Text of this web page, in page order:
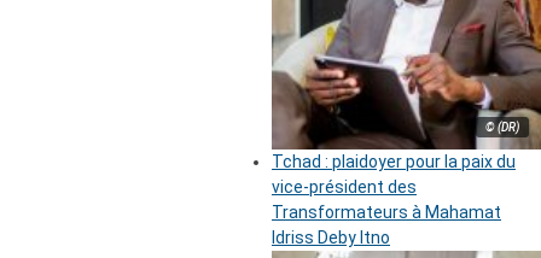
© (DR)
Tchad : plaidoyer pour la paix du
vice-président des
Transformateurs à Mahamat
Idriss Deby Itno